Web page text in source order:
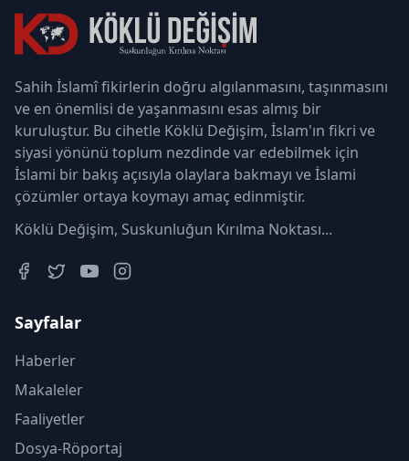
Sahih İslamî fikirlerin doğru algılanmasını, taşınmasını
ve en önemlisi de yaşanmasını esas almış bir
kuruluştur. Bu cihetle Köklü Değişim, İslam'ın fikri ve
siyasi yönünü toplum nezdinde var edebilmek için
İslami bir bakış açısıyla olaylara bakmayı ve İslami
çözümler ortaya koymayı amaç edinmiştir.
Köklü Değişim, Suskunluğun Kırılma Noktası...
Sayfalar
Haberler
Makaleler
Faaliyetler
Dosya-Röportaj